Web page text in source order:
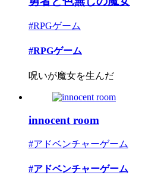
#RPGゲーム
#RPGゲーム
呪いが魔女を生んだ
innocent room
#アドベンチャーゲーム
#アドベンチャーゲーム